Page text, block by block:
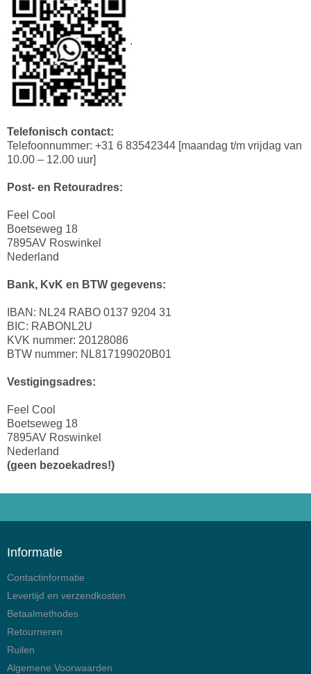
.
Telefonisch contact:
Telefoonnummer: +31 6 83542344 [maandag t/m vrijdag van
10.00 – 12.00 uur]
Post- en Retouradres:
Feel Cool
Boetseweg 18
7895AV Roswinkel
Nederland
Bank, KvK en BTW gegevens:
IBAN: NL24 RABO 0137 9204 31
BIC: RABONL2U
KVK nummer: 20128086
BTW nummer: NL817199020B01
Vestigingsadres:
Feel Cool
Boetseweg 18
7895AV Roswinkel
Nederland
(geen bezoekadres!)
Informatie
Contactinformatie
Levertijd en verzendkosten
Betaalmethodes
Retourneren
Ruilen
Algemene Voorwaarden